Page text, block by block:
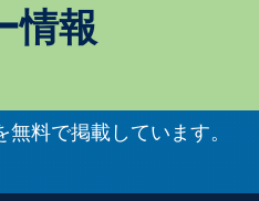
情報
料で掲載しています。